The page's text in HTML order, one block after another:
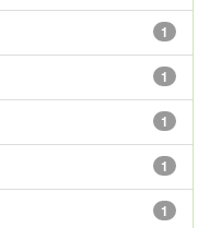
1
1
1
1
1